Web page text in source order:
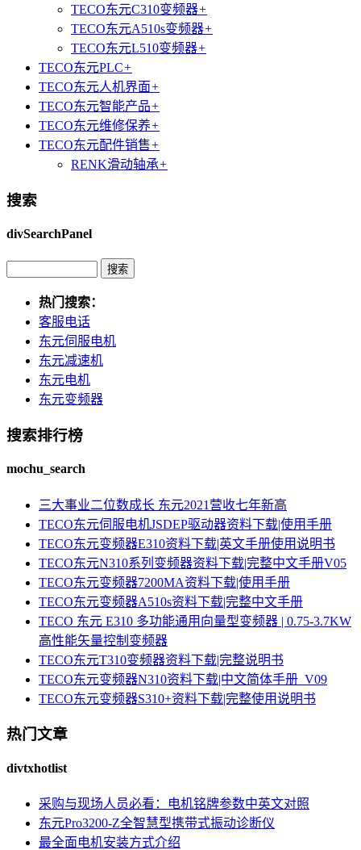
TECO东元C310变频器+
TECO东元A510s变频器+
TECO东元L510变频器+
TECO东元PLC+
TECO东元人机界面+
TECO东元智能产品+
TECO东元维修保养+
TECO东元配件销售+
RENK滑动轴承+
搜索
divSearchPanel
热门搜索：
客服电话
东元伺服电机
东元减速机
东元电机
东元变频器
搜索排行榜
mochu_search
三大事业二位数成长 东元2021营收七年新高
TECO东元伺服电机JSDEP驱动器资料下载|使用手册
TECO东元变频器E310资料下载|英文手册使用说明书
TECO东元N310系列变频器资料下载|完整中文手册V05
TECO东元变频器7200MA资料下载|使用手册
TECO东元变频器A510s资料下载|完整中文手册
TECO 东元 E310 多功能通用向量型变频器 | 0.75-3.7KW
高性能矢量控制变频器
TECO东元T310变频器资料下载|完整说明书
TECO东元变频器N310资料下载|中文简体手册_V09
TECO东元变频器S310+资料下载|完整使用说明书
热门文章
divtxhotlist
采购与现场人员必看：电机铭牌参数中英文对照
东元Pro3200-Z全智慧型携带式振动诊断仪
最全面电机安装方式介绍